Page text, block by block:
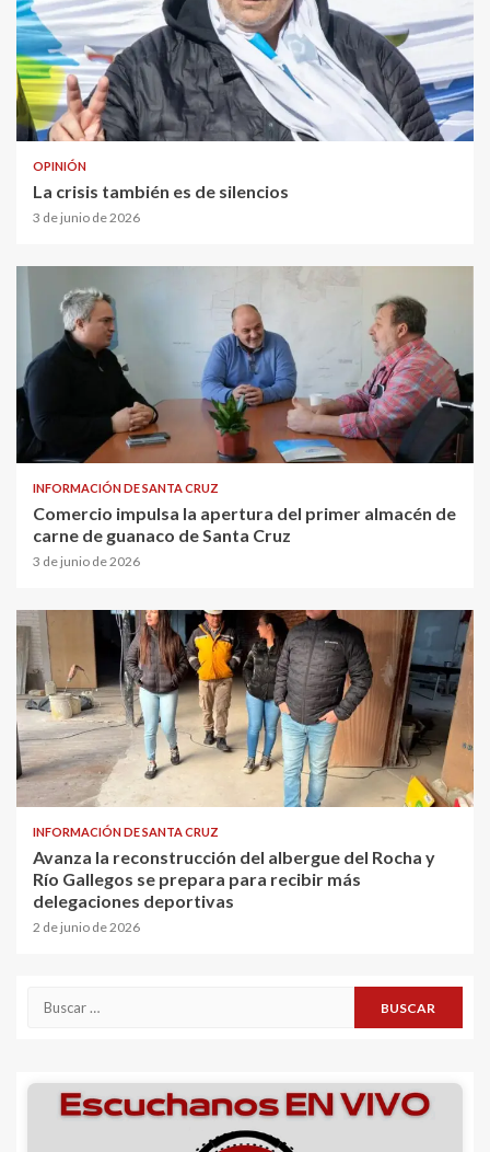
OPINIÓN
La crisis también es de silencios
3 de junio de 2026
INFORMACIÓN DE SANTA CRUZ
Comercio impulsa la apertura del primer almacén de
carne de guanaco de Santa Cruz
3 de junio de 2026
INFORMACIÓN DE SANTA CRUZ
Avanza la reconstrucción del albergue del Rocha y
Río Gallegos se prepara para recibir más
delegaciones deportivas
2 de junio de 2026
Buscar: